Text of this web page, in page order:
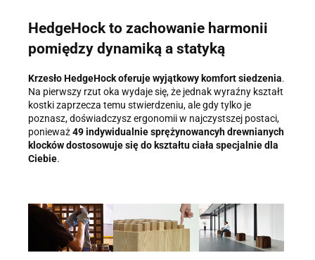
HedgeHock to zachowanie harmonii
pomiędzy dynamiką a statyką
Krzesło HedgeHock oferuje wyjątkowy komfort siedzenia.
Na pierwszy rzut oka wydaje się, że jednak wyraźny kształt
kostki zaprzecza temu stwierdzeniu, ale gdy tylko je
poznasz, doświadczysz ergonomii w najczystszej postaci,
ponieważ49 indywidualnie sprężynowancyh drewnianych
klocków dostosowuje się do kształtu ciała specjalnie dla
Ciebie.